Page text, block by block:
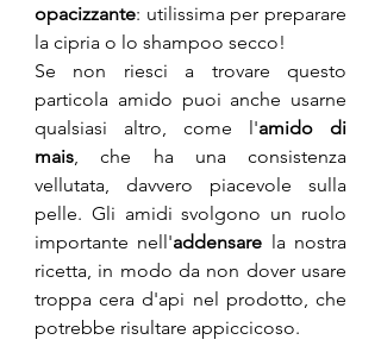
opacizzante: utilissima per preparare
la cipria o lo shampoo secco!
Se non riesci a trovare questo
particola amido puoi anche usarne
qualsiasi altro, come l'amido di
mais , che ha una consistenza
vellutata, davvero piacevole sulla
pelle. Gli amidi svolgono un ruolo
importante nell'addensare la nostra
ricetta, in modo da non dover usare
troppa cera d'api nel prodotto, che
potrebbe risultare appiccicoso.